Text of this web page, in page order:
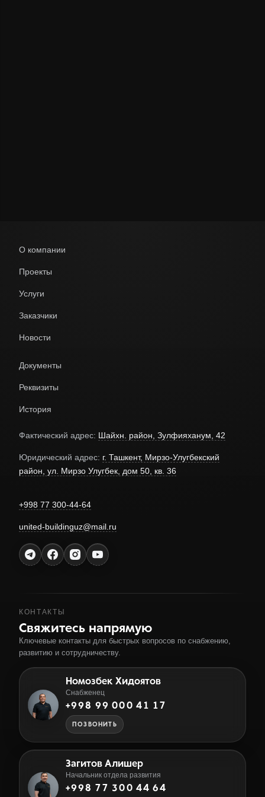
О компании
Проекты
Услуги
Заказчики
Новости
Документы
Реквизиты
История
Фактический адрес: Шайхн. район, Зулфияханум, 42
Юридический адрес: г. Ташкент, Мирзо-Улугбекский
район, ул. Мирзо Улугбек, дом 50, кв. 36
+998 77 300-44-64
united-buildinguz@mail.ru
КОНТАКТЫ
Свяжитесь напрямую
Ключевые контакты для быстрых вопросов по снабжению,
развитию и сотрудничеству.
Номозбек Хидоятов
Снабженец
+998 99 000 41 17
ПОЗВОНИТЬ
Загитов Алишер
Начальник отдела развития
+998 77 300 44 64